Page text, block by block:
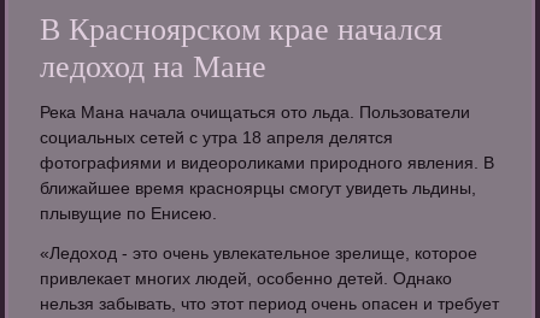
В Красноярском крае начался
ледоход на Мане
Река Мана начала очищаться ото льда. Пользователи
социальных сетей с утра 18 апреля делятся
фотографиями и видеороликами природного явления. В
ближайшее время красноярцы смогут увидеть льдины,
плывущие по Енисею.
«Ледоход - это очень увлекательное зрелище, которое
привлекает многих людей, особенно детей. Однако
нельзя забывать, что этот период очень опасен и требует